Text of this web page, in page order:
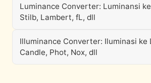
Luminance Converter: Luminansi
Stilb, Lambert, fL, dll
Illuminance Converter: Iluminasi ke
Candle, Phot, Nox, dll